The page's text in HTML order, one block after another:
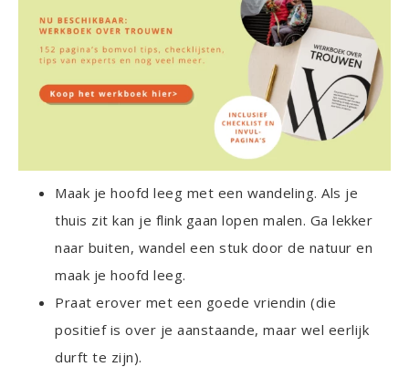
Maak je hoofd leeg met een wandeling. Als je
thuis zit kan je flink gaan lopen malen. Ga lekker
naar buiten, wandel een stuk door de natuur en
maak je hoofd leeg.
Praat erover met een goede vriendin (die
positief is over je aanstaande, maar wel eerlijk
durft te zijn).